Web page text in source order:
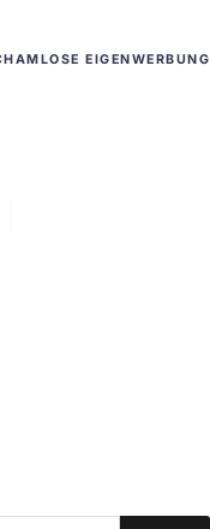
EIGENWERBUNG